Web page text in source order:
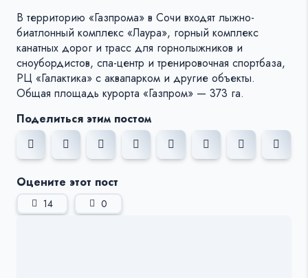
В территорию «Газпрома» в Сочи входят лыжно-
биатлонный комплекс «Лаура», горный комплекс
канатных дорог и трасс для горнолыжников и
сноубордистов, спа-центр и тренировочная спортбаза,
РЦ «Галактика» с аквапарком и другие объекты.
Общая площадь курорта «Газпром» — 373 га.
Поделиться этим постом
Оцените этот пост
14 0